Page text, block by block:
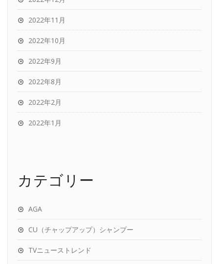
2022年11月
2022年10月
2022年9月
2022年8月
2022年2月
2022年1月
カテゴリー
AGA
CU（チャップアップ）シャンプー
TVニューストレンド